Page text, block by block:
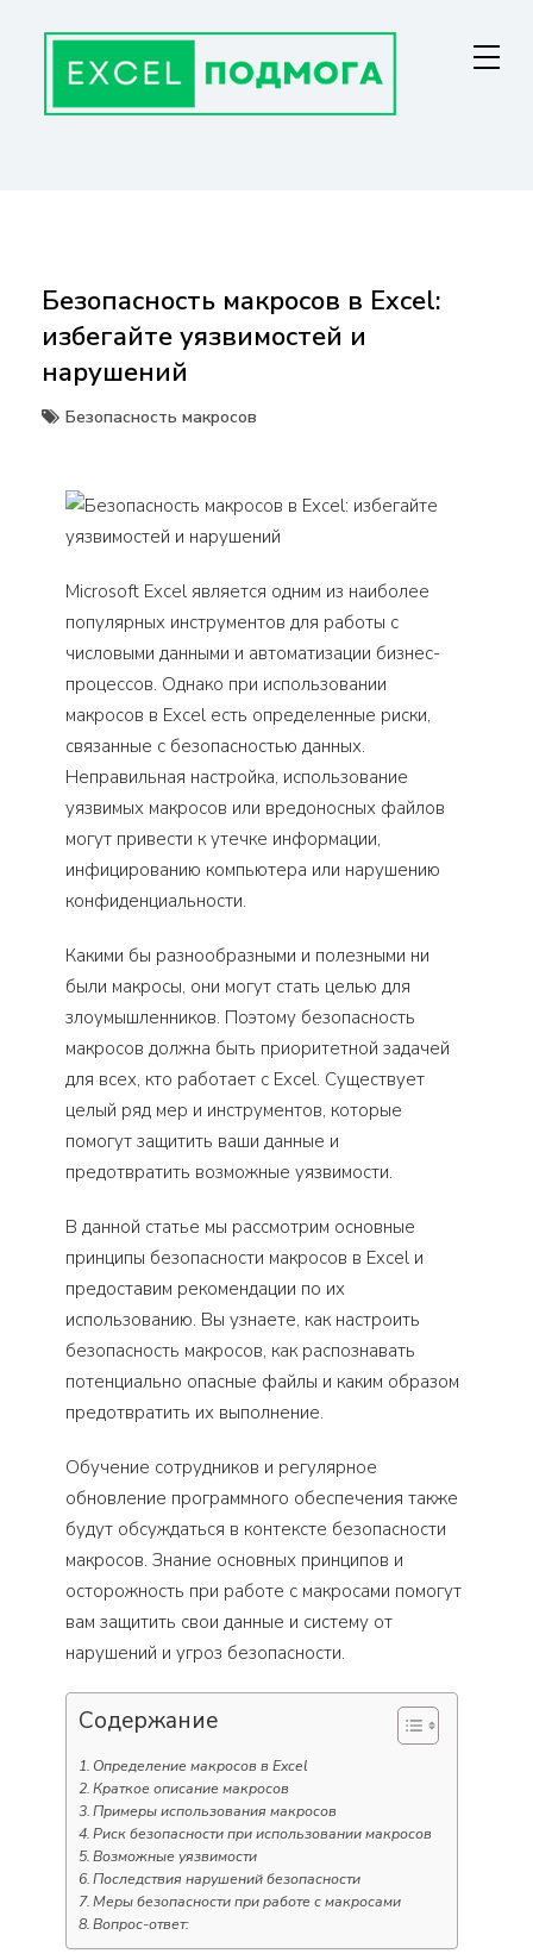
содержанию
Безопасность макросов в Excel:
избегайте уязвимостей и
нарушений
Безопасность макросов
Microsoft Excel является одним из наиболее
популярных инструментов для работы с
числовыми данными и автоматизации бизнес-
процессов. Однако при использовании
макросов в Excel есть определенные риски,
связанные с безопасностью данных.
Неправильная настройка, использование
уязвимых макросов или вредоносных файлов
могут привести к утечке информации,
инфицированию компьютера или нарушению
конфиденциальности.
Какими бы разнообразными и полезными ни
были макросы, они могут стать целью для
злоумышленников. Поэтому безопасность
макросов должна быть приоритетной задачей
для всех, кто работает с Excel. Существует
целый ряд мер и инструментов, которые
помогут защитить ваши данные и
предотвратить возможные уязвимости.
В данной статье мы рассмотрим основные
принципы безопасности макросов в Excel и
предоставим рекомендации по их
использованию. Вы узнаете, как настроить
безопасность макросов, как распознавать
потенциально опасные файлы и каким образом
предотвратить их выполнение.
Обучение сотрудников и регулярное
обновление программного обеспечения также
будут обсуждаться в контексте безопасности
макросов. Знание основных принципов и
осторожность при работе с макросами помогут
вам защитить свои данные и систему от
нарушений и угроз безопасности.
Содержание
Определение макросов в Excel
Краткое описание макросов
Примеры использования макросов
Риск безопасности при использовании макросов
Возможные уязвимости
Последствия нарушений безопасности
Меры безопасности при работе с макросами
Вопрос-ответ: